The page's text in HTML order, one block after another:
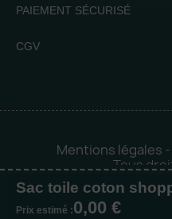
Sac toile coton
Prix estimé :0,00 €
PAIEMENT SÉCURISÉ
CGV
Mentions légales
Tous
Mise en
Agence web